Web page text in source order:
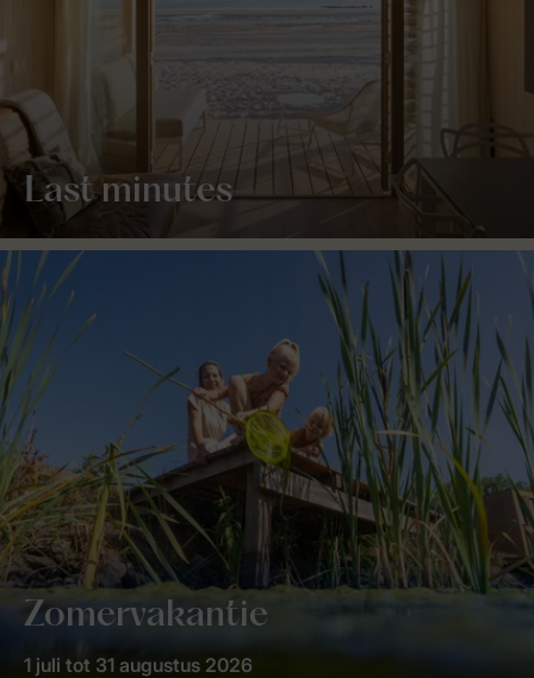
Last minutes
Zomervakantie
1 juli tot 31 augustus 2026